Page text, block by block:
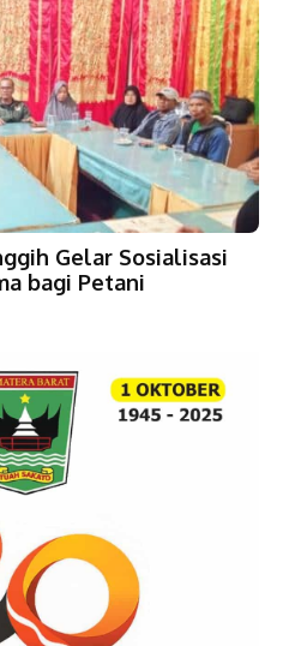
Gelar Sosialisasi
bagi Petani